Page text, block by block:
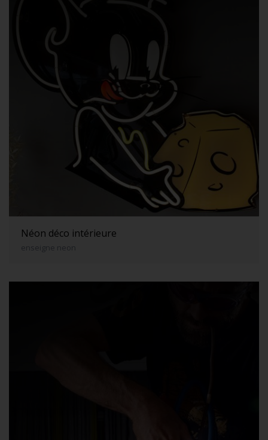
Néon déco intérieure
enseigne neon